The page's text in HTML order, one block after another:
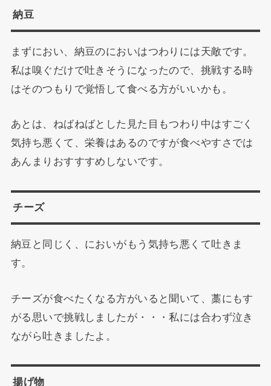
納豆
まずにおい、納豆のにおいはつわりには天敵です。
私は嗅ぐだけで吐きそうになったので、挑戦する時
はそのつもりで覚悟して食べる方がいいかも。
あとは、ねばねばとした見た目もつわり中はすごく
気持ち悪くて、栄養はあるのですが食べやすさでは
あんまりおすすすめしないです。
チーズ
納豆と同じく、においがもう気持ち悪くて吐きま
す。
チーズが食べたくなる方がいると聞いて、藁にもす
がる思いで挑戦しましたが・・・私には合わず泣き
ながら吐きましたよ。
揚げ物